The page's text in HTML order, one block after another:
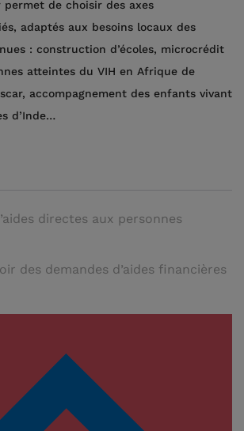
de choisir des axes
adaptés aux besoins locaux des
: construction d’écoles, microcrédit
atteintes du VIH en Afrique de
accompagnement des enfants vivant
d’Inde…
directes aux personnes
des demandes d’aides financières